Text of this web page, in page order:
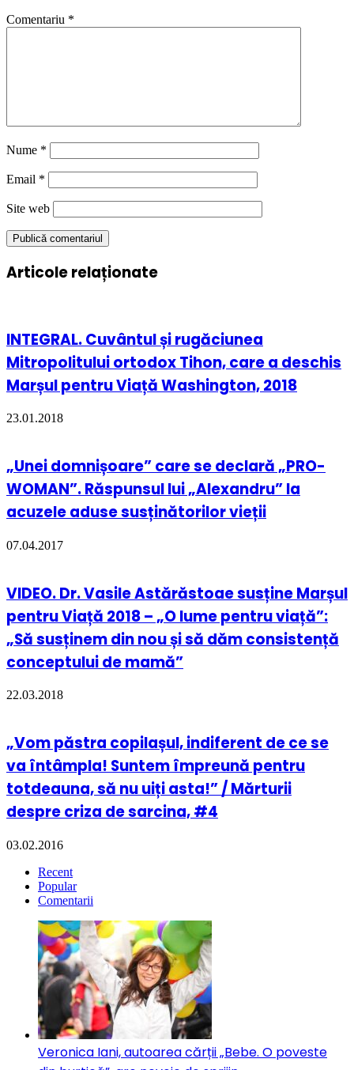
Comentariu *
Nume *
Email *
Site web
Articole relaționate
INTEGRAL. Cuvântul și rugăciunea
Mitropolitului ortodox Tihon, care a deschis
Marșul pentru Viață Washington, 2018
23.01.2018
„Unei domnișoare” care se declară „PRO-
WOMAN”. Răspunsul lui „Alexandru” la
acuzele aduse susținătorilor vieții
07.04.2017
VIDEO. Dr. Vasile Astărăstoae susține Marșul
pentru Viață 2018 – „O lume pentru viață”:
„Să susținem din nou și să dăm consistență
conceptului de mamă”
22.03.2018
„Vom păstra copilașul, indiferent de ce se
va întâmpla! Suntem împreună pentru
totdeauna, să nu uiți asta!” / Mărturii
despre criza de sarcina, #4
03.02.2016
Recent
Popular
Comentarii
Veronica Iani, autoarea cărții „Bebe. O poveste